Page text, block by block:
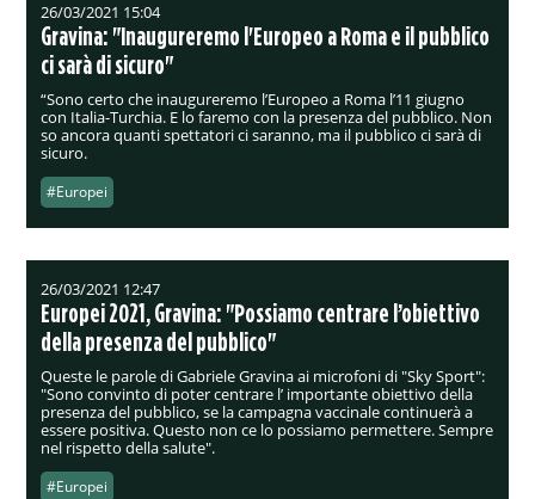
26/03/2021 15:04
Gravina: "Inaugureremo l'Europeo a Roma e il pubblico
ci sarà di sicuro"
“Sono certo che inaugureremo l’Europeo a Roma l’11 giugno
con Italia-Turchia. E lo faremo con la presenza del pubblico. Non
so ancora quanti spettatori ci saranno, ma il pubblico ci sarà di
sicuro.
#Europei
26/03/2021 12:47
Europei 2021, Gravina: "Possiamo centrare l’obiettivo
della presenza del pubblico"
Queste le parole di Gabriele Gravina ai microfoni di "Sky Sport":
"Sono convinto di poter centrare l’ importante obiettivo della
presenza del pubblico, se la campagna vaccinale continuerà a
essere positiva. Questo non ce lo possiamo permettere. Sempre
nel rispetto della salute".
#Europei